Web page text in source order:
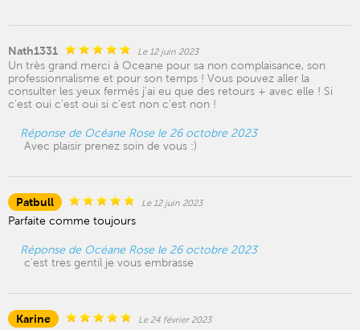
Nath1331 Le 12 juin 2023
Un très grand merci à Oceane pour sa non complaisance, son
professionnalisme et pour son temps ! Vous pouvez aller la
consulter les yeux fermés j’ai eu que des retours + avec elle ! Si
c’est oui c’est oui si c’est non c’est non !
Réponse de Océane Rose le 26 octobre 2023
Avec plaisir prenez soin de vous :)
Patbull Le 12 juin 2023
Parfaite comme toujours
Réponse de Océane Rose le 26 octobre 2023
c'est tres gentil je vous embrasse
Karine Le 24 février 2023